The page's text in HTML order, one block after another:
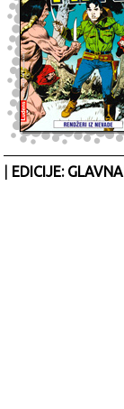
EDICIJE: